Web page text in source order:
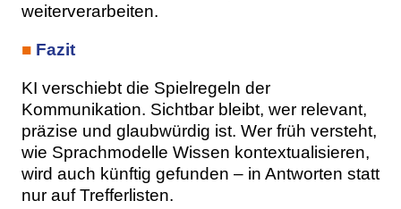
weiterverarbeiten.
■ Fazit
KI verschiebt die Spielregeln der
Kommunikation. Sichtbar bleibt, wer relevant,
präzise und glaubwürdig ist. Wer früh versteht,
wie Sprachmodelle Wissen kontextualisieren,
wird auch künftig gefunden – in Antworten statt
nur auf Trefferlisten.